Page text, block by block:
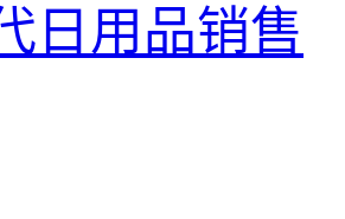
日用品销售